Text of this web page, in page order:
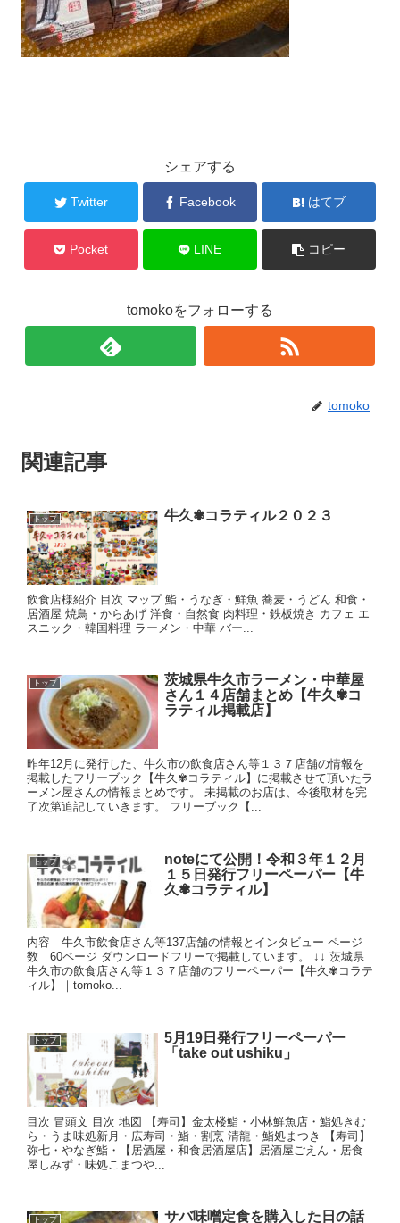
シェアする
Twitter Facebook はてブ
Pocket LINE コピー
tomokoをフォローする
tomoko
関連記事
トップ 牛久✾コラティル２０２３
飲食店様紹介 目次 マップ 鮨・うなぎ・鮮魚 蕎麦・うどん 和食・
居酒屋 焼鳥・からあげ 洋食・自然食 肉料理・鉄板焼き カフェ エ
スニック・韓国料理 ラーメン・中華 バー...
トップ
茨城県牛久市ラーメン・中華屋
さん１４店舗まとめ【牛久✾コ
ラティル掲載店】
昨年12月に発行した、牛久市の飲食店さん等１３７店舗の情報を
掲載したフリーブック【牛久✾コラティル】に掲載させて頂いたラ
ーメン屋さんの情報まとめです。 未掲載のお店は、今後取材を完
了次第追記していきます。 フリーブック【...
トップ
noteにて公開！令和３年１２月
１５日発行フリーペーパー【牛
久✾コラティル】
内容 牛久市飲食店さん等137店舗の情報とインタビュー ページ
数 60ページ ダウンロードフリーで掲載しています。 ↓↓ 茨城県
牛久市の飲食店さん等１３７店舗のフリーペーパー【牛久✾コラテ
ィル】｜tomoko...
トップ
5月19日発行フリーペーパー
「take out ushiku」
目次 冒頭文 目次 地図 【寿司】金太楼鮨・小林鮮魚店・鮨処きむ
ら・うま味処新月・広寿司・鮨・割烹 清龍・鮨処まつき 【寿司】
弥七・やなぎ鮨・【居酒屋・和食居酒屋店】居酒屋ごえん・居食
屋しみず・味処こまつや...
トップ
サバ味噌定食を購入した日の話